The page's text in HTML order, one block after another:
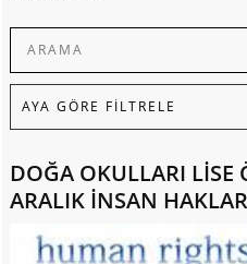
DOĞA OKULLARI LİSE
ARALIK İNSAN